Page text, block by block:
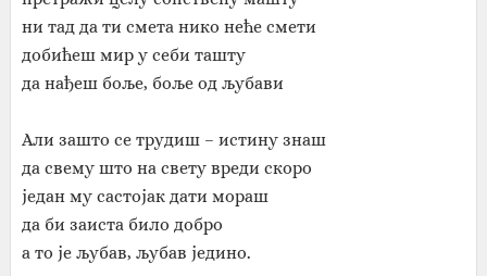
ни тад да ти смета нико неће смети
добићеш мир у себи ташту
да нађеш боље, боље од љубави
Али зашто се трудиш – истину знаш
да свему што на свету вреди скоро
један му састојак дати мораш
да би заиста било добро
а то је љубав, љубав једино.